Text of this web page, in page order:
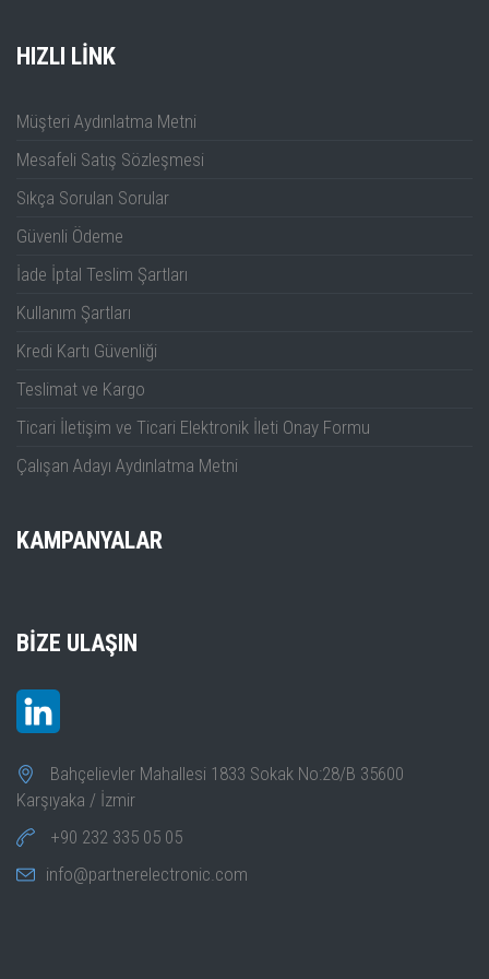
Tarama Gürlütü büyüklüğü
HIZLI LINK
Müşteri Aydınlatma Metni
Mesafeli Satış Sözleşmesi
Sıkça Sorulan Sorular
Güvenli Ödeme
İade İptal Teslim Şartları
Kullanım Şartları
Kredi Kartı Güvenliği
Teslimat ve Kargo
Ticari İletişim ve Ticari Elektronik İleti Onay Formu
Çalışan Adayı Aydınlatma Metni
KAMPANYALAR
BIZE ULAŞIN
Bahçelievler Mahallesi 1833 Sokak No:28/B 35600
Karşıyaka / İzmir
+90 232 335 05 05
info@partnerelectronic.com